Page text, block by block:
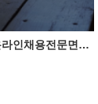
한국능률협회 온라인채용전문면접관교육